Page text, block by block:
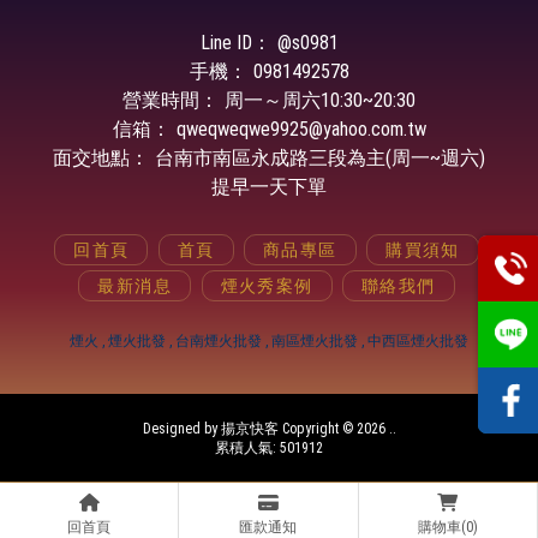
回首頁 匯款通知 購物車(0)
@s0981
0981492578
周一～周六
qweqweqwe9925@yahoo.com.tw
台南市南區永成路三段為主(周一~週六)
提早一天下單
回首頁 首頁 商品專區
購買須知
最新消息
煙火秀案例 聯絡我們
煙火 煙火批發 台南煙火批發 南區煙火批發 中西區煙火批發
Designed by揚京快客Copyright © 2026 ..
累積人氣: 501912